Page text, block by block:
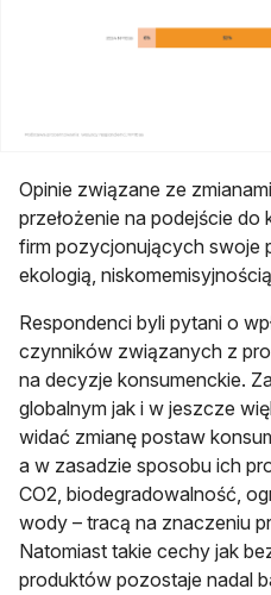
Opinie związane ze
przełożenie na podejście do
firm pozycjonujących swoje
ekologią,
Respondenci byli pytani o
czynników związanych z
na decyzje konsumenckie.
globalnym jak i w jeszcze
widać zmianę postaw
a w zasadzie sposobu ich
CO2, biodegradowalność,
wody – tracą na znaczeniu
Natomiast takie cechy jak
produktów pozostaje nadal